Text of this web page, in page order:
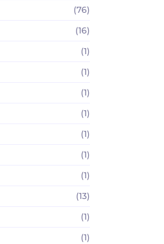
(76)
(16)
(1)
(1)
(1)
(1)
(1)
(1)
(1)
(13)
(1)
(1)